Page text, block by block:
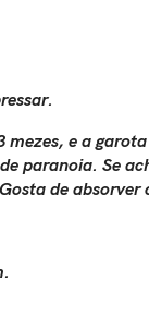
e a
paranoia. Se
de absorver